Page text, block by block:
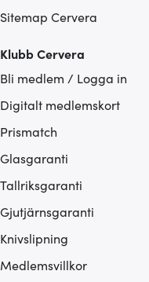
Sitemap Cervera
Klubb Cervera
Bli medlem / Logga in
Digitalt medlemskort
Prismatch
Glasgaranti
Tallriksgaranti
Gjutjärnsgaranti
Knivslipning
Medlemsvillkor